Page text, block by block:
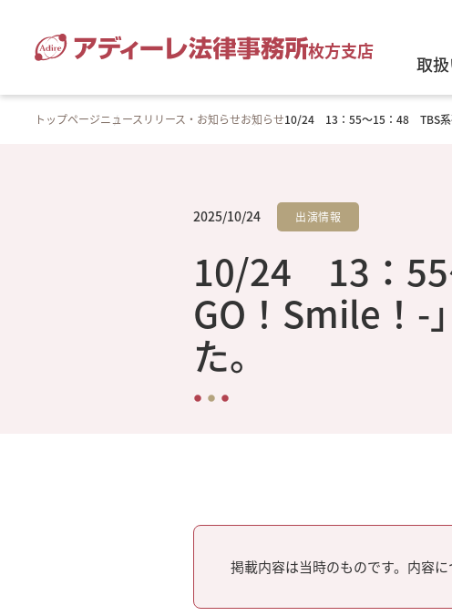
枚方支店
取
トップページニュースリリース・お知らせお知らせ10/24 13：55～15：48 TBS系
2025/10/24 出演情報
10/24 13：55
GO！Smile！-
た。
掲載内容は当時のものです。内容